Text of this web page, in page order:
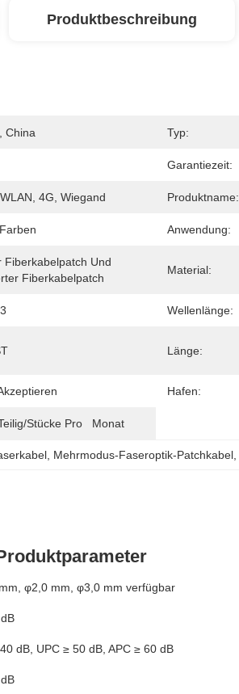
Produktbeschreibung
China Typ:
Garantiezeit:
4G, Wiegand Produktname:
Anwendung:
Fiberkabelpatch Und
Fiberkabelpatch
Material:
Wellenlänge:
Länge:
Hafen:
Stücke Pro   Monat
Mehrmodus-Faseroptik-Patchkabel
φ2,0 mm, φ3,0 mm verfügbar
dB, UPC ≥ 50 dB, APC ≥ 60 dB